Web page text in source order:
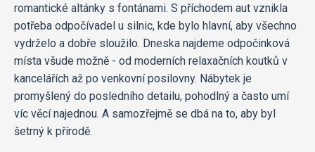
romantické altánky s fontánami. S příchodem aut vznikla
potřeba odpočívadel u silnic, kde bylo hlavní, aby všechno
vydrželo a dobře sloužilo. Dneska najdeme odpočinková
místa všude možně - od moderních relaxačních koutků v
kancelářích až po venkovní posilovny. Nábytek je
promyšlený do posledního detailu, pohodlný a často umí
víc věcí najednou. A samozřejmě se dbá na to, aby byl
šetrný k přírodě.